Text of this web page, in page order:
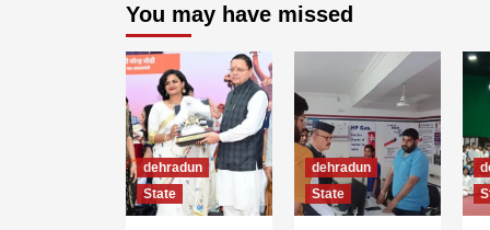
You may have missed
dehradun
State
dehradun
State